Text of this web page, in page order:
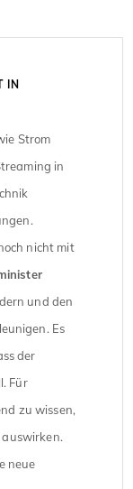
IN
Strom
in
nicht mit
und den
Es
der
Für
zu wissen,
neue